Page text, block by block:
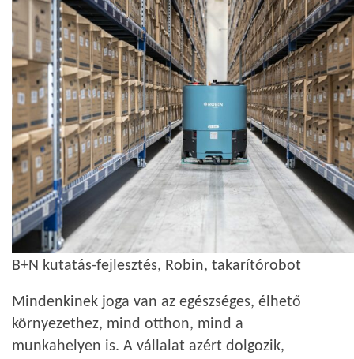
B+N kutatás-fejlesztés, Robin, takarítórobot
Mindenkinek joga van az egészséges, élhető
környezethez, mind otthon, mind a
munkahelyen is. A vállalat azért dolgozik,